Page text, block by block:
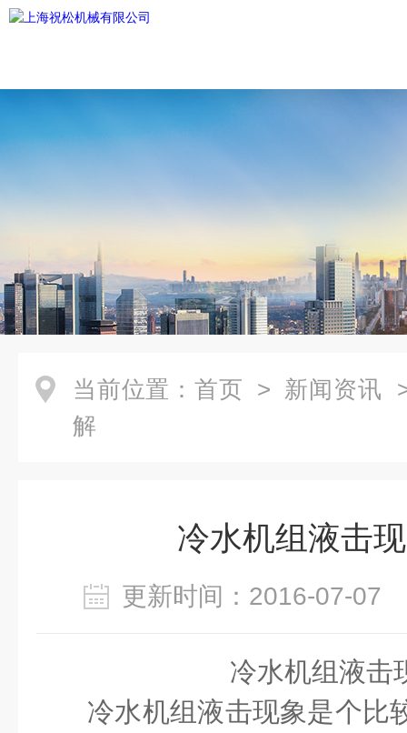
当前位置： 首页 > 新闻资讯
解
冷水机组液击
更新时间：2016-07-
冷水机组液击
冷水机组液击现象是个比